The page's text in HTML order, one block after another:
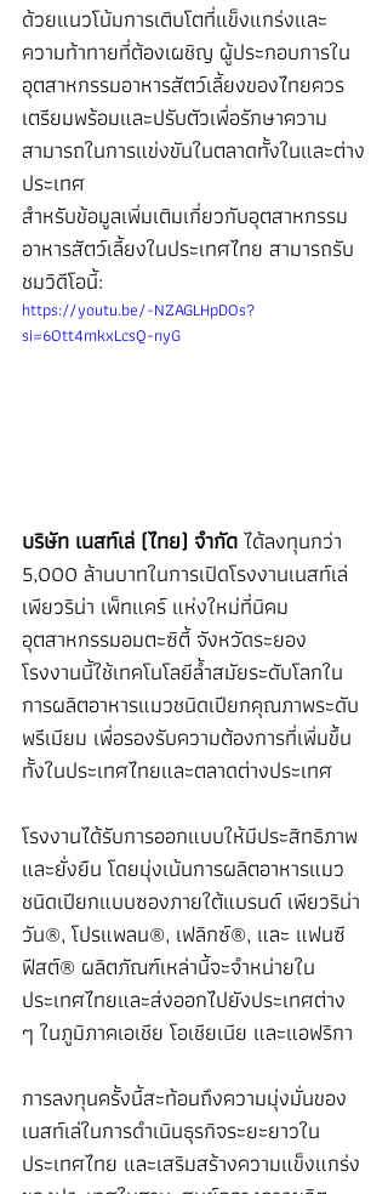
ด้วยแนวโน้มการเติบโตที่แข็งแกร่งและ
ความท้าทายที่ต้องเผชิญ ผู้ประกอบการใน
อุตสาหกรรมอาหารสัตว์เลี้ยงของไทยควร
เตรียมพร้อมและปรับตัวเพื่อรักษาความ
สามารถในการแข่งขันในตลาดทั้งในและต่าง
ประเทศ
สำหรับข้อมูลเพิ่มเติมเกี่ยวกับอุตสาหกรรม
อาหารสัตว์เลี้ยงในประเทศไทย สามารถรับ
ชมวิดีโอนี้:
https://youtu.be/-NZAGLHpDOs?
si=6Ott4mkxLcsQ-nyG
บริษัท เนสท์เล่ (ไทย) จำกัด ได้ลงทุนกว่า
5,000 ล้านบาทในการเปิดโรงงานเนสท์เล่
เพียวริน่า เพ็ทแคร์ แห่งใหม่ที่นิคม
อุตสาหกรรมอมตะซิตี้ จังหวัดระยอง
โรงงานนี้ใช้เทคโนโลยีล้ำสมัยระดับโลกใน
การผลิตอาหารแมวชนิดเปียกคุณภาพระดับ
พรีเมียม เพื่อรองรับความต้องการที่เพิ่มขึ้น
ทั้งในประเทศไทยและตลาดต่างประเทศ
โรงงานได้รับการออกแบบให้มีประสิทธิภาพ
และยั่งยืน โดยมุ่งเน้นการผลิตอาหารแมว
ชนิดเปียกแบบซองภายใต้แบรนด์ เพียวริน่า
วัน®, โปรแพลน®, เฟลิกซ์®, และ แฟนซี
ฟีสต์® ผลิตภัณฑ์เหล่านี้จะจำหน่ายใน
ประเทศไทยและส่งออกไปยังประเทศต่าง
ๆ ในภูมิภาคเอเชีย โอเชียเนีย และแอฟริกา
การลงทุนครั้งนี้สะท้อนถึงความมุ่งมั่นของ
เนสท์เล่ในการดำเนินธุรกิจระยะยาวใน
ประเทศไทย และเสริมสร้างความแข็งแกร่ง